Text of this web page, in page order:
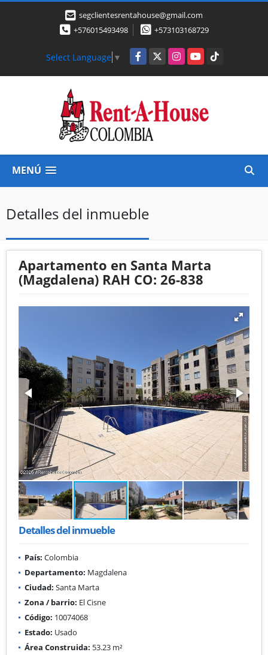
segclientesrentahouse@gmail.com
+576015493498
+573103168729
Select Language ▼ Facebook
X InstagramYouTubeTikTok
MENÚ
Detalles del inmueble
Apartamento en Santa Marta
(Magdalena) RAH CO: 26-838
Detalles del inmueble
País: Colombia
Departamento: Magdalena
Ciudad: Santa Marta
Zona / barrio: El Cisne
Código: 10074068
Estado: Usado
Área Construida: 53.23 m²